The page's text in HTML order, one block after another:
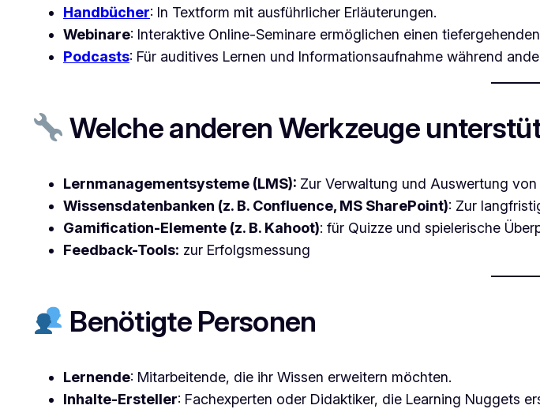
Handbücher: In Textform mit ausführlicher Erläuterungen.
Webinare: Interaktive Online-Seminare ermöglichen einen
Podcasts: Für auditives Lernen und Informationsaufnahme während
Welche anderen Werkzeuge
Lernmanagementsysteme (LMS): Zur Verwaltung und Auswertung
Wissensdatenbanken (z. B. Confluence, MS SharePoint): Zur
Gamification-Elemente (z. B. Kahoot): für Quizze und spielerische
Feedback-Tools: zur Erfolgsmessung
Benötigte Personen
Lernende: Mitarbeitende, die ihr Wissen erweitern möchten.
Inhalte-Ersteller: Fachexperten oder Didaktiker, die Learning Nuggets